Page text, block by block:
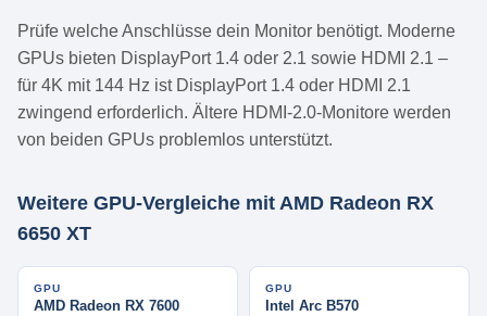
Prüfe welche Anschlüsse dein Monitor benötigt. Moderne
GPUs bieten DisplayPort 1.4 oder 2.1 sowie HDMI 2.1 –
für 4K mit 144 Hz ist DisplayPort 1.4 oder HDMI 2.1
zwingend erforderlich. Ältere HDMI-2.0-Monitore werden
von beiden GPUs problemlos unterstützt.
Weitere GPU-Vergleiche mit AMD Radeon RX
6650 XT
GPU
AMD Radeon RX 7600
GPU
Intel Arc B570